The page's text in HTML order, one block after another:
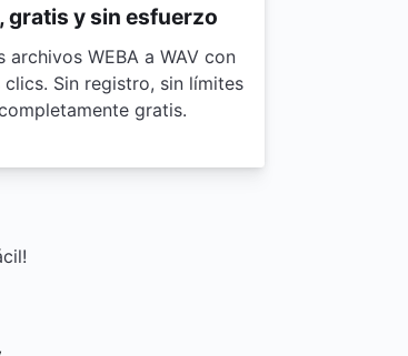
gratis y sin esfuerzo
archivos WEBA a WAV con
Sin registro, sin límites
gratis.